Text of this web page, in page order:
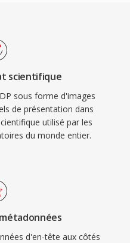
scientifique
sous forme d'images
de présentation dans
utilisé par les
du monde entier.
d'en-tête aux côtés